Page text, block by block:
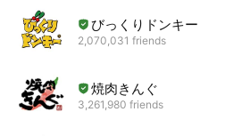
びっくりドンキー
2,070,031 friends
焼肉きんぐ
3,261,980 friends